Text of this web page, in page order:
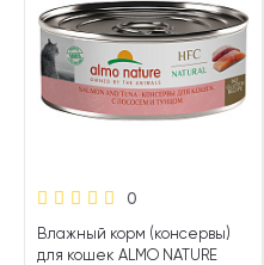
0
Влажный корм (консервы)
для кошек ALMO NATURE